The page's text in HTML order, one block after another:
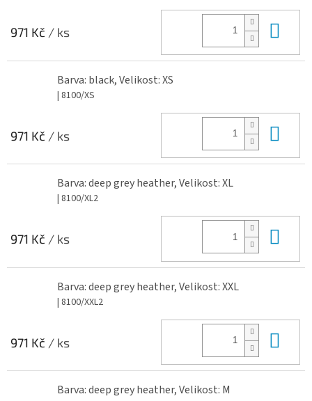
971 Kč / ks
Barva: black, Velikost: XS
| 8100/XS
971 Kč / ks
Barva: deep grey heather, Velikost: XL
| 8100/XL2
971 Kč / ks
Barva: deep grey heather, Velikost: XXL
| 8100/XXL2
971 Kč / ks
Barva: deep grey heather, Velikost: M